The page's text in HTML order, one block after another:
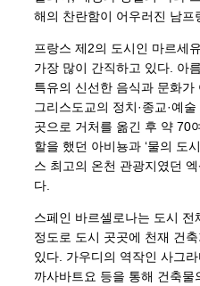
해의 찬란함이 어우러진 남프
프랑스 제2의 도시인 마르세
가장 많이 간직하고 있다. 아
특유의 신선한 음식과 문화가
그리스도교의 정치·종교·예
곳으로 거처를 옮긴 후 약 70
할을 했던 아비뇽과 ‘물의 도
스 최고의 온천 관광지였던
다.
스페인 바르셀로나는 도시 전
정도로 도시 곳곳에 천재 건
있다. 가우디의 역작인 사그
까사바트요 등을 통해 건축물